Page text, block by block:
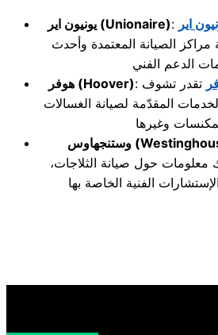
يونيون اير (Unionaire)
اير
مراكز الصيانة المعتمدة وأحدث
هوفر(Hoover) تقدر تشوف
المقدّمة لصيانة الغسالات
وستنجهاوس
معلومات حول صيانة الثلاجات،